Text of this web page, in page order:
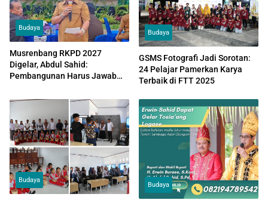
Budaya
Musrenbang RKPD 2027
Digelar, Abdul Sahid:
Pembangunan Harus Jawab
Budaya
GSMS Fotografi Jadi Sorotan:
24 Pelajar Pamerkan Karya
Terbaik di FTT 2025
Budaya
Budaya